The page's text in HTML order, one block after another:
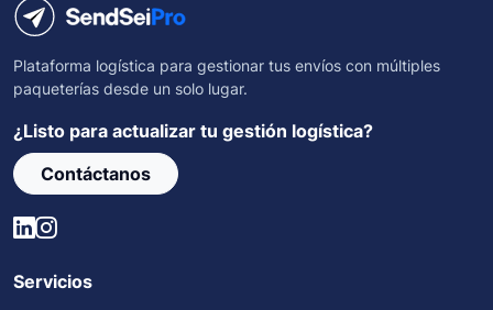
Plataforma logística para gestionar tus envíos con múltiples
paqueterías desde un solo lugar.
¿Listo para actualizar tu gestión logística?
Contáctanos
Servicios